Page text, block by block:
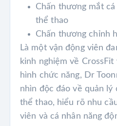
Chấn thương mắt
thể thao
Chấn thương chỉnh
Là một vận động viên
kinh nghiệm về
hình chức năng, Dr
nhìn độc đáo về quản
thể thao, hiểu rõ nhu
viên và cá nhân năng